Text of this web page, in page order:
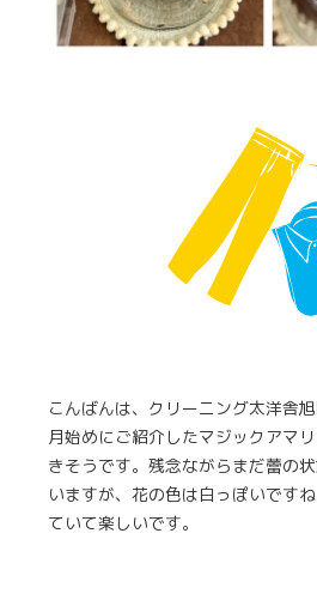
こんばんは、クリーニング太洋舎
月始めにご紹介したマジックアマ
きそうです。残念ながらまだ蕾の
いますが、花の色は白っぽいです
ていて楽しいです。